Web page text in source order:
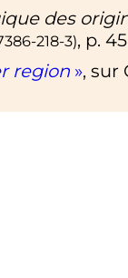
des
218-3), p.
region », sur